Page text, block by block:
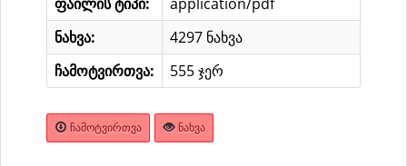
ნახვა:
4297 ნახვა
ჩამოტვირთვა:
555 ჯერ
ᲩᲐᲛᲝᲢᲕᲘᲠᲗᲕᲐ ᲜᲐᲮᲕᲐ